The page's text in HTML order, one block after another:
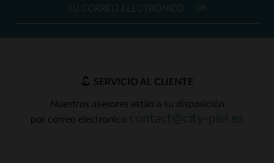
OK
SERVICIO AL CLIENTE
Nuestros asesores están a su disposición
por correo electronico